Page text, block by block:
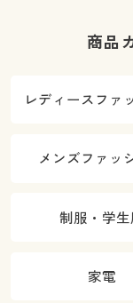
商品
レディースファ
メンズファッ
制服・学生
家電